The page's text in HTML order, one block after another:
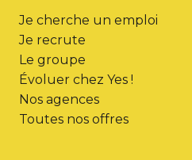
Je cherche un emploi
Je recrute
Le groupe
Évoluer chez Yes !
Nos agences
Toutes nos offres